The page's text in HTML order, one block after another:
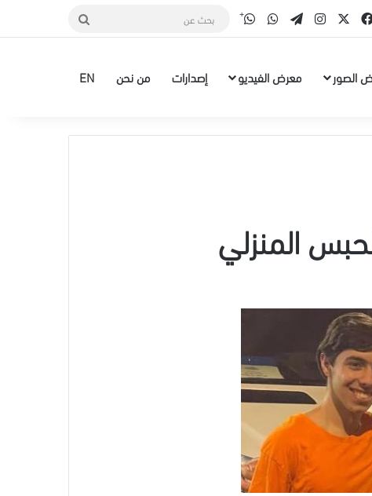
فيسبوك انستقرام
تيلقرامواتسابقناة الواتس أب
بحث
الصور معرض الفيديو إصدارات من نحن EN
المنزلي